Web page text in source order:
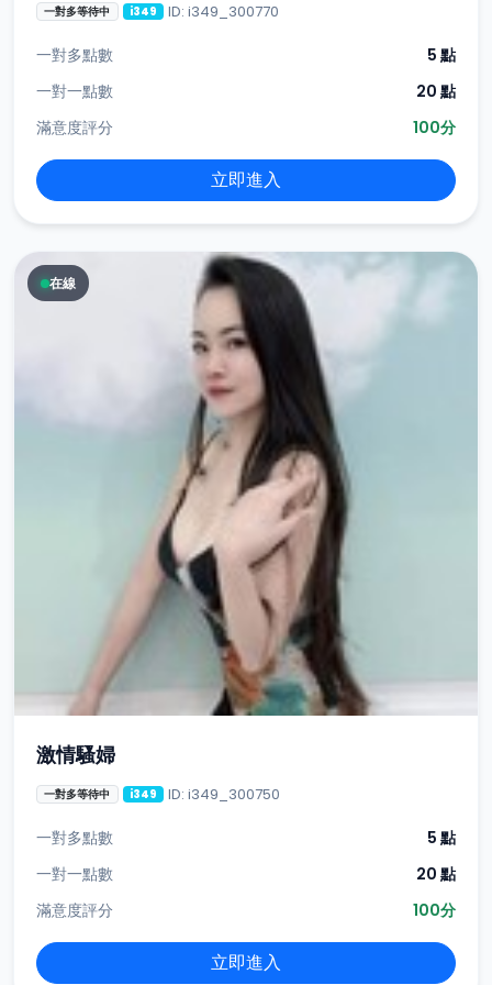
一對多等待中 i349 ID: i349_300770
一對多點數
5 點
一對一點數
20 點
滿意度評分
100分
立即進入
在線
激情騷婦
一對多等待中 i349 ID: i349_300750
一對多點數
5 點
一對一點數
20 點
滿意度評分
100分
立即進入